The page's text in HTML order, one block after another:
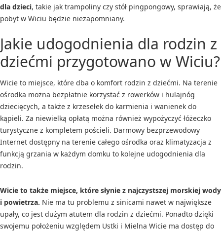
dla dzieci, takie jak trampoliny czy stół pingpongowy, sprawiają, że
pobyt w Wiciu będzie niezapomniany.
Jakie udogodnienia dla rodzin z
dziećmi przygotowano w Wiciu?
Wicie to miejsce, które dba o komfort rodzin z dziećmi. Na terenie
ośrodka można bezpłatnie korzystać z rowerków i hulajnóg
dziecięcych, a także z krzesełek do karmienia i wanienek do
kąpieli. Za niewielką opłatą można również wypożyczyć łóżeczko
turystyczne z kompletem pościeli. Darmowy bezprzewodowy
Internet dostępny na terenie całego ośrodka oraz klimatyzacja z
funkcją grzania w każdym domku to kolejne udogodnienia dla
rodzin.
Wicie to także miejsce, które słynie z najczystszej morskiej wody
i powietrza. Nie ma tu problemu z sinicami nawet w największe
upały, co jest dużym atutem dla rodzin z dziećmi. Ponadto dzięki
swojemu położeniu względem Ustki i Mielna Wicie ma dostęp do